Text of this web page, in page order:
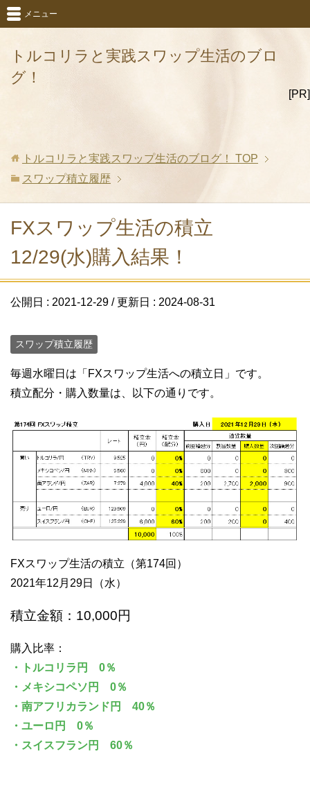
トルコリラと実践スワップ生活のブロ
グ！
[PR]
メニュー
トルコリラと実践スワップ生活のブログ！
TOP
スワップ積立履歴
FXスワップ生活の積立
12/29(水)購入結果！
公開日 : 2021-12-29 / 更新日 : 2024-08-31
スワップ積立履歴
毎週水曜日は「FXスワップ生活への積立日」です。
積立配分・購入数量は、以下の通りです。
FXスワップ生活の積立（第174回）
2021年12月29日（水）
積立金額：10,000円
購入比率：
・トルコリラ円 0％
・メキシコペソ円 0％
・南アフリカランド円 40％
・ユーロ円 0％
・スイスフラン円 60％